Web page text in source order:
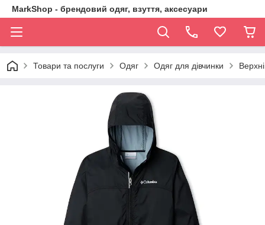
MarkShop - брендовий одяг, взуття, аксесуари
Товари та послуги Одяг Одяг для дівчинки